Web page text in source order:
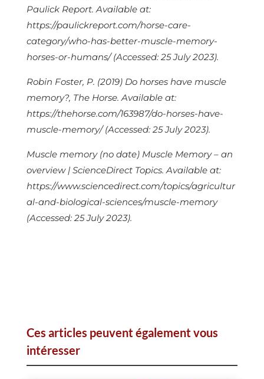
Paulick Report. Available at:
https://paulickreport.com/horse-care-
category/who-has-better-muscle-memory-
horses-or-humans/ (Accessed: 25 July 2023).
Robin Foster, P. (2019) Do horses have muscle
memory?, The Horse. Available at:
https://thehorse.com/163987/do-horses-have-
muscle-memory/ (Accessed: 25 July 2023).
Muscle memory(no date) Muscle Memory – an
overview | ScienceDirect Topics. Available at:
https://www.sciencedirect.com/topics/agricultur
al-and-biological-sciences/muscle-memory
(Accessed: 25 July 2023).
Ces articles peuvent également vous
intéresser